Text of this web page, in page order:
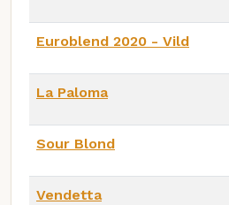
Euroblend 2020 - Vild
La Paloma
Sour Blond
Vendetta